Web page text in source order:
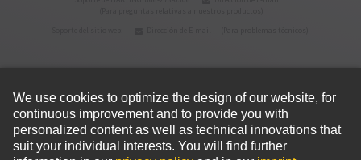
© HARTING Technology Group
Inicio
Política de privacidad Condiciones de uso Condiciones de venta Política de cookies
Aviso legal